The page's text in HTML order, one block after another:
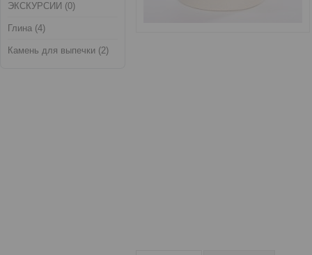
ЭКСКУРСИИ (0)
Глина (4)
Камень для выпечки (2)